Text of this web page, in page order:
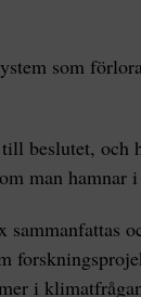
som
beslutet, och
man hamnar
i